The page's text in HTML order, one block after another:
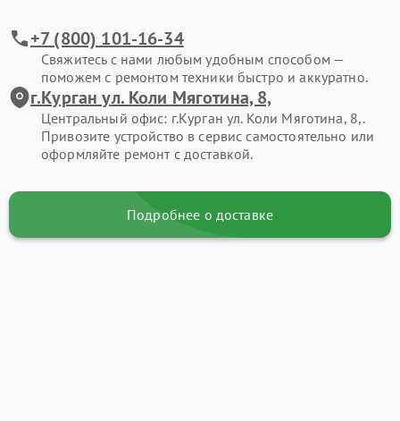
+7 (800) 101-16-34
Свяжитесь с нами любым удобным способом —
поможем с ремонтом техники быстро и аккуратно.
г.Курган ул. Коли Мяготина, 8,
Центральный офис: г.Курган ул. Коли Мяготина, 8,.
Привозите устройство в сервис самостоятельно или
оформляйте ремонт с доставкой.
Подробнее о доставке